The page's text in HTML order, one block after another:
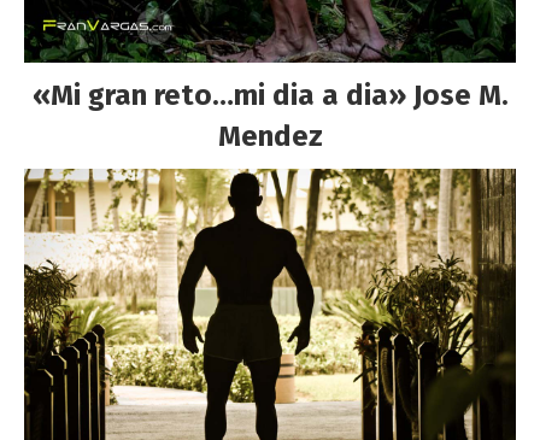
«Mi gran reto…mi dia a dia»Jose M.
Mendez